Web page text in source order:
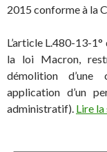
2015 conforme à la
L’article L.480-13-
la loi Macron,
démolition
application d’un
administratif). Lire